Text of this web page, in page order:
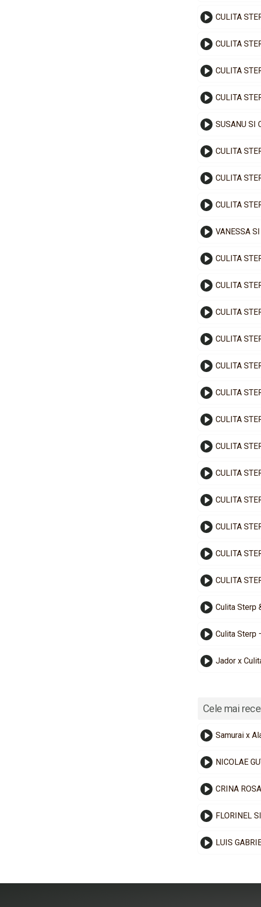
CULITA
CULITA
CULITA
SUSANU SI
CULITA
CULITA
VANESSA
CULITA
CULITA
CULITA
CULITA
CULITA
CULITA
CULITA
CULITA
CULITA
CULITA
CULITA
CULITA
Culita Sterp
Culita Sterp
Jador x
Cele mai
Samurai x
NICOLAE
CRINA
FLORINEL
LUIS